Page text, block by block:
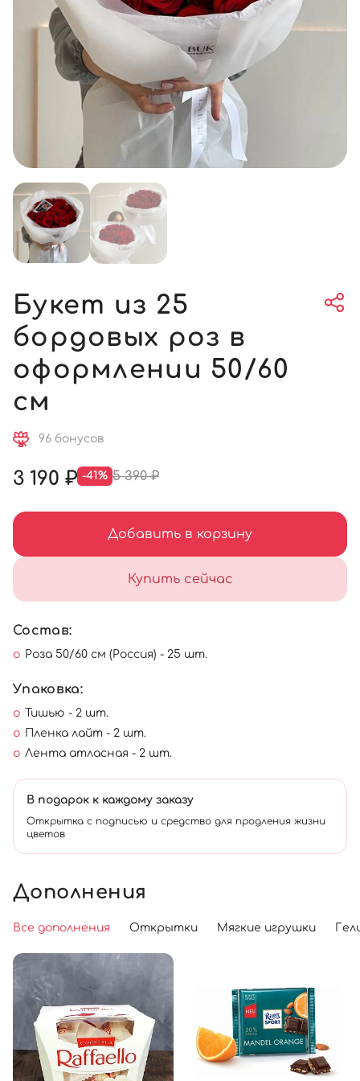
Букет из 25
бордовых роз в
оформлении 50/60
см
96 бонусов
3 190 ₽ -41% 5 390 ₽
Добавить в корзину
Купить сейчас
Состав:
Роза 50/60 см (Россия) - 25 шт.
Упаковка:
Тишью - 2 шт.
Пленка лайт - 2 шт.
Лента атласная - 2 шт.
В подарок к каждому заказу
Открытка с подписью и средство для продления жизни
цветов
Дополнения
Все дополнения Открытки Мягкие игрушки